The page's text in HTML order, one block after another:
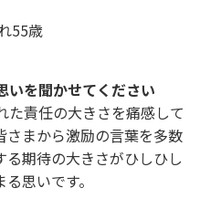
55歳
を聞かせてください
た責任の大きさを痛感して
さまから激励の言葉を多数
期待の大きさがひしひし
思いです。